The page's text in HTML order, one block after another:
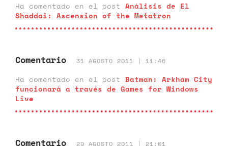
Ha comentado en el post Análisis de El
Shaddai: Ascension of the Metatron
Comentario 31 AGOSTO 2011 | 11:46
Ha comentado en el post Batman: Arkham City
funcionará a través de Games for Windows
Live
Comentario 29 AGOSTO 2011 | 21:01